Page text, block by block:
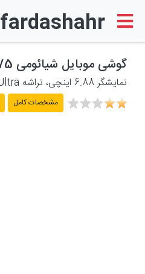
fardashahr
گوشی موبایل شیائومی Poco C75
نمایشگر 6.88 اینچی، تراشه Helio G81 Ultra، رم 6 و 8 گیگابایتی، حافظه 128 و 256 گیگابایتی، دوربین اصلی 50 و سلفی 13 مگاپیکسلی، باتری 5160 میلی آمپر ساعتی
مشخصات کامل
لوازم الکترونیکی
لوازم خانگی برقی
لوازم شخصی برقی